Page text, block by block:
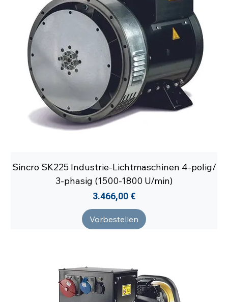
Sincro SK225 Industrie-Lichtmaschinen 4-polig/
3-phasig (1500-1800 U/min)
Preis
3.466,00 €
Vorbestellen